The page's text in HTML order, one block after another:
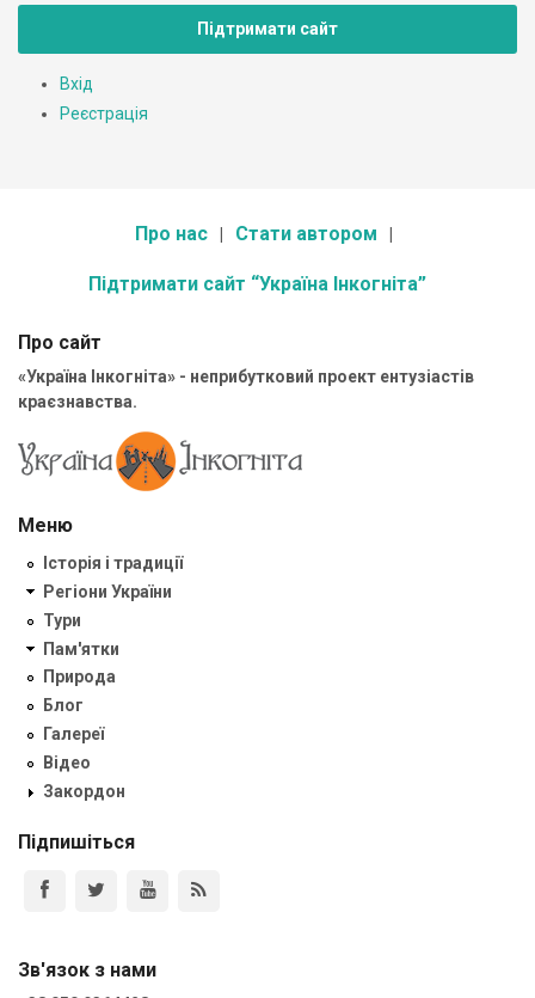
Підтримати сайт
Вхід
Реєстрація
Про нас Стати автором
Підтримати сайт “Україна Інкогніта”
Про сайт
«Україна Інкогніта» - неприбутковий проект ентузіастів
краєзнавства.
Меню
Історія і традиції
Регіони України
Тури
Пам'ятки
Природа
Блог
Галереї
Відео
Закордон
Підпишіться
Зв'язок з нами